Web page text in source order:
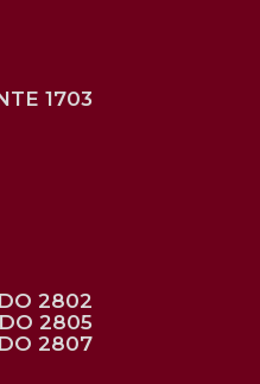
1703
2802
2805
2807